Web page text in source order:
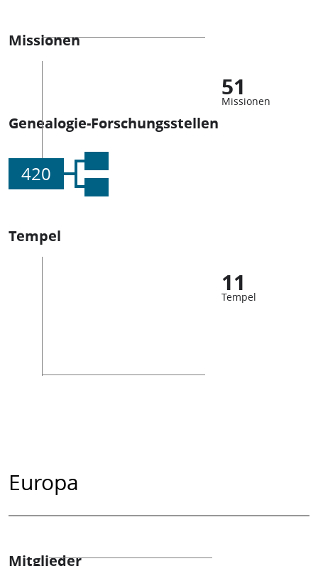
Missionen
51
Missionen
Genealogie-Forschungsstellen
420
Tempel
11
Tempel
Europa
Mitglieder